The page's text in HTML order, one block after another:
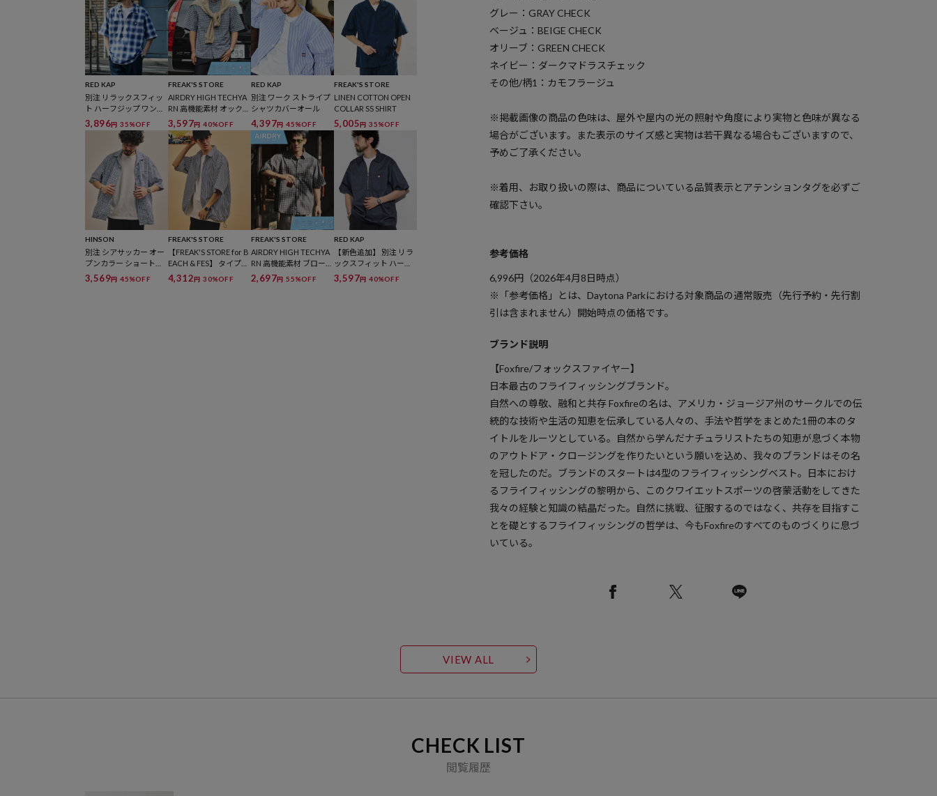
RED KAP
別注 リラックスフィッ
ト ハーフジップ ワンポ
イントロゴ 半袖ワーク
シャツ/チェック
3,896円 35%OFF
FREAK'S STORE
AIRDRY HIGH TECHYA
RN 高機能素材 オックス
フォード ボタンダウン
シャツ ショートスリー
ブ 吸水速乾
3,597円 40%OFF
RED KAP
別注 ワーク ストライプ
シャツカバーオール
4,397円 45%OFF
FREAK'S STORE
LINEN COTTON OPEN
COLLAR SS SHIRT
5,005 円 35%OFF
HINSON
別注 シアサッカー オー
プンカラー ショートス
リーブ チェックシャツ
3,569円 45%OFF
FREAK'S STORE
【FREAK'S STORE for B
EACH & FES】 タイプラ
イター スピンドル レギ
ュラーカラー ショート
4,312円 30%OFF
FREAK'S STORE
AIRDRY HIGH TECHYA
RN 高機能素材 ブロード
レギュラーカラーシャ
ツ ショートスリーブ 吸
2,697円 55%OFF
RED KAP
【新色追加】 別注 リラ
ックスフィット ハーフ
ジップ ワンポイントロ
ゴ 半袖ツイルワークシ
3,597円 40%OFF
グレー：GRAY CHECK
ベージュ：BEIGE CHECK
オリーブ：GREEN CHECK
ネイビー：ダークマドラスチェック
その他/柄1：カモフラージュ
※掲載画像の商品の色味は、屋外や屋内の光の照射や角度により実物と色味が異なる
場合がございます。また表示のサイズ感と実物は若干異なる場合もございますので、
予めご了承ください。
※着用、お取り扱いの際は、商品についている品質表示とアテンションタグを必ずご
確認下さい。
参考価格
6,996円（2026年4月8日時点）
※「参考価格」とは、Daytona Parkにおける対象商品の通常販売（先行予約・先行割
引は含まれません）開始時点の価格です。
ブランド説明
【Foxfire/フォックスファイヤー】
日本最古のフライフィッシングブランド。
自然への尊敬、融和と共存 Foxfireの名は、アメリカ・ジョージア州のサークルでの伝
統的な技術や生活の知恵を伝承している人々の、手法や哲学をまとめた1冊の本のタ
イトルをルーツとしている。自然から学んだナチュラリストたちの知恵が息づく本物
のアウトドア・クロージングを作りたいという願いを込め、我々のブランドはその名
を冠したのだ。ブランドのスタートは4型のフライフィッシングベスト。日本におけ
るフライフィッシングの黎明から、このクワイエットスポーツの啓蒙活動をしてきた
我々の経験と知識の結晶だった。自然に挑戦、征服するのではなく、共存を目指すこ
とを礎とするフライフィッシングの哲学は、今もFoxfireのすべてのものづくりに息づ
いている。
VIEW ALL
CHECK LIST
閲覧履歴